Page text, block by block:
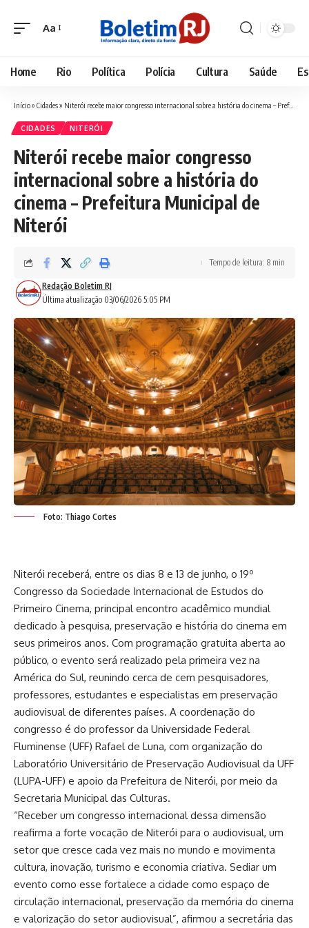
Font
Aa
Home Rio Política Polícia Cultura Saúde
Início» Cidades» Niterói recebe maior congresso internacional sobre a história do cinema – Prefeitura Municipal de Niterói
CIDADES NITERÓI
Niterói recebe maior congresso
internacional sobre a história do
cinema – Prefeitura Municipal de
Niterói
Última atualização 03/06/2026 5:05 PM
Redação Boletim RJ
Tempo de leitura: 8 min
Foto: Thiago Cortes
Niterói receberá, entre os dias 8 e 13 de junho, o 19º
Congresso da Sociedade Internacional de Estudos do
Primeiro Cinema, principal encontro acadêmico mundial
dedicado à pesquisa, preservação e história do cinema em
seus primeiros anos. Com programação gratuita aberta ao
público, o evento será realizado pela primeira vez na
América do Sul, reunindo cerca de cem pesquisadores,
professores, estudantes e especialistas em preservação
audiovisual de diferentes países. A coordenação do
congresso é do professor da Universidade Federal
Fluminense (UFF) Rafael de Luna, com organização do
Laboratório Universitário de Preservação Audiovisual da UFF
(LUPA-UFF) e apoio da Prefeitura de Niterói, por meio da
Secretaria Municipal das Culturas.
“Receber um congresso internacional dessa dimensão
reafirma a forte vocação de Niterói para o audiovisual, um
setor que cresce cada vez mais no mundo e movimenta
cultura, inovação, turismo e economia criativa. Sediar um
evento como esse fortalece a cidade como espaço de
circulação internacional, preservação da memória do cinema
e valorização do setor audiovisual”, afirmou a secretária das